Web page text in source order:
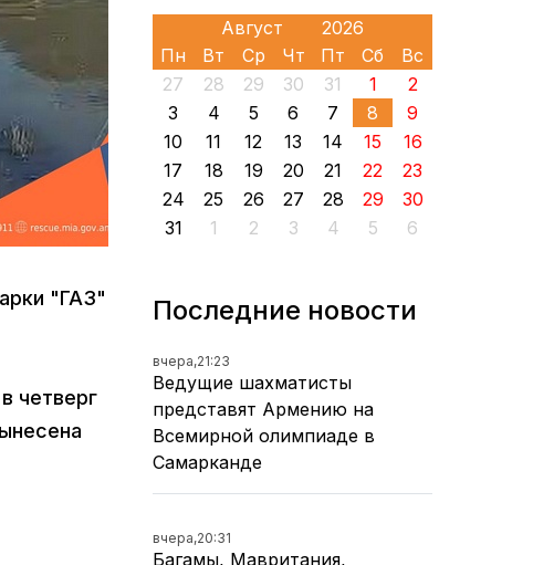
"ГАЗ"
четверг
Пн Вт Ср Чт Пт Сб
Вс
27
28 29 30 31 1
2
3
4 5 6 7 8
9
10
11 12 13 14 15
16
17
18 19 20 21 22
23
24
25 26 27 28 29
30
31
1 2 3 4 5 6
Последние новости
вчера,21:23
Ведущие шахматисты
представят Армению на
Всемирной олимпиаде в
Самарканде
вчера,20:31
Багамы, Мавритания,